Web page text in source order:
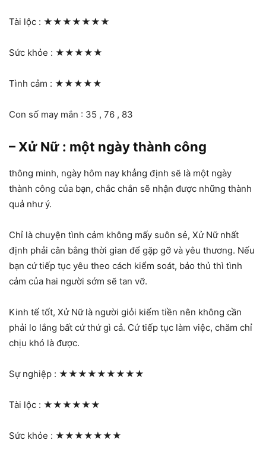
Tài lộc : ★★★★★★★
Sức khỏe : ★★★★★
Tình cảm : ★★★★★
Con số may mắn : 35 , 76 , 83
– Xử Nữ : một ngày thành công
thông minh, ngày hôm nay khẳng định sẽ là một ngày
thành công của bạn, chắc chắn sẽ nhận được những thành
quả như ý.
Chỉ là chuyện tình cảm không mấy suôn sẻ, Xử Nữ nhất
định phải cân bằng thời gian để gặp gỡ và yêu thương. Nếu
bạn cứ tiếp tục yêu theo cách kiểm soát, bảo thủ thì tình
cảm của hai người sớm sẽ tan vỡ.
Kinh tế tốt, Xử Nữ là người giỏi kiếm tiền nên không cần
phải lo lắng bất cứ thứ gì cả. Cứ tiếp tục làm việc, chăm chỉ
chịu khó là được.
Sự nghiệp : ★★★★★★★★★
Tài lộc : ★★★★★★
Sức khỏe : ★★★★★★★